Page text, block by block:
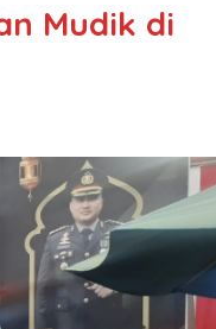
Mudik di